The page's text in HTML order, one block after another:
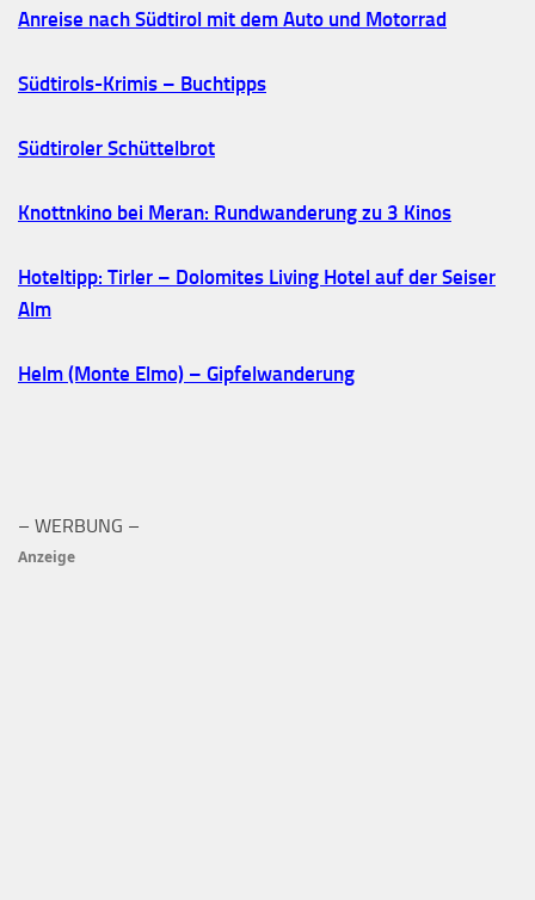
Anreise nach Südtirol mit dem Auto und Motorrad
Südtirols-Krimis – Buchtipps
Südtiroler Schüttelbrot
Knottnkino bei Meran: Rundwanderung zu 3 Kinos
Hoteltipp: Tirler – Dolomites Living Hotel auf der Seiser
Alm
Helm (Monte Elmo) – Gipfelwanderung
– WERBUNG –
Anzeige